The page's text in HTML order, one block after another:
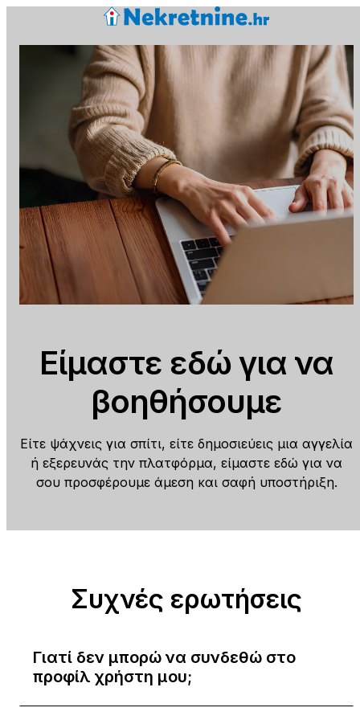
Είμαστε εδώ για να
βοηθήσουμε
Είτε ψάχνεις για σπίτι, είτε δημοσιεύεις μια αγγελία
ή εξερευνάς την πλατφόρμα, είμαστε εδώ για να
σου προσφέρουμε άμεση και σαφή υποστήριξη.
Συχνές ερωτήσεις
Γιατί δεν μπορώ να συνδεθώ στο
προφίλ χρήστη μου;